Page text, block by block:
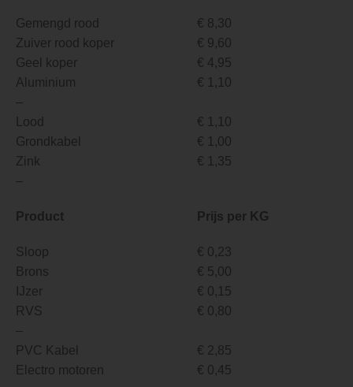
Gemengd rood
€ 8,30
Zuiver rood koper
€ 9,60
Geel koper
€ 4,95
Aluminium
€ 1,10
–
Lood
€ 1,10
Grondkabel
€ 1,00
Zink
€ 1,35
–
Product Prijs per KG
Sloop
€ 0,23
Brons
€ 5,00
IJzer
€ 0,15
RVS
€ 0,80
–
PVC Kabel
€ 2,85
Electro motoren
€ 0,45